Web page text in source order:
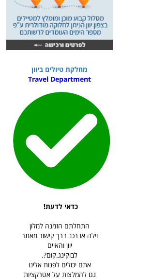
מחלקת טיולים ביוון
Travel Department
כדאי לדעת!
התחלתם הזמנה למלון
וילה או רכב דרך קישור מאתר
יוון והאיים
לבוקינג.קום?.
אתם יכולים לפנות אלינו
גם להמלצות על אטרקציות